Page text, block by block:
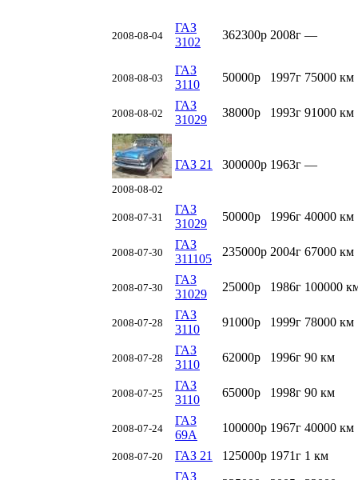
2008-08-04
ГАЗ
3102
362300р 2008г —
2008-08-03
ГАЗ
3110
50000р 1997г 75000 км
2008-08-02
ГАЗ
31029
38000р 1993г 91000 км
2008-08-02
ГАЗ 21 300000р 1963г —
2008-07-31
ГАЗ
31029
50000р 1996г 40000 км
2008-07-30
ГАЗ
311105
235000р 2004г 67000 км
2008-07-30
ГАЗ
31029
25000р 1986г 100000
2008-07-28
ГАЗ
3110
91000р 1999г 78000 км
2008-07-28
ГАЗ
3110
62000р 1996г 90 км
2008-07-25
ГАЗ
3110
65000р 1998г 90 км
2008-07-24
ГАЗ
69А
100000р 1967г 40000 км
2008-07-20 ГАЗ 21 125000р 1971г 1 км
ГАЗ